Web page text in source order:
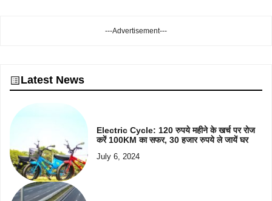
---Advertisement---
Latest News
Electric Cycle: 120 रुपये महीने के खर्च पर रोज
करें 100KM का सफर, 30 हजार रुपये ले जायें घर
July 6, 2024